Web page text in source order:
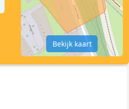
Bekijk kaart